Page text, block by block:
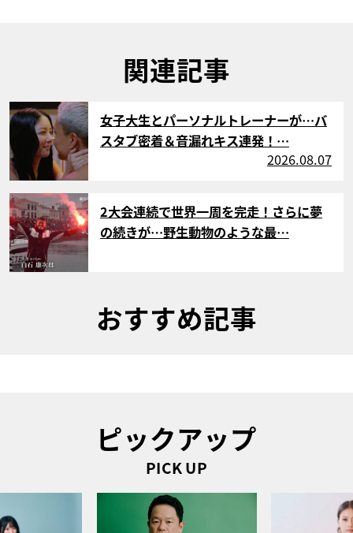
関連記事
サムネイル
女子大生とパーソナルトレーナーが…バ
スタブ密着＆音漏れキス連発！…
2026.08.07
サムネイル
2大会連続で世界一周を完走！さらに夢
の続きが…野生動物のような最…
おすすめ記事
ピックアップ
PICK UP